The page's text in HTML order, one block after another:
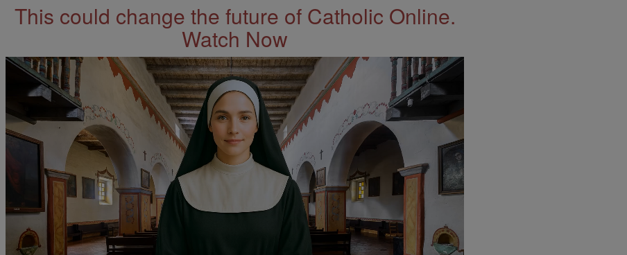
This could change the future of Catholic Online.
Watch Now